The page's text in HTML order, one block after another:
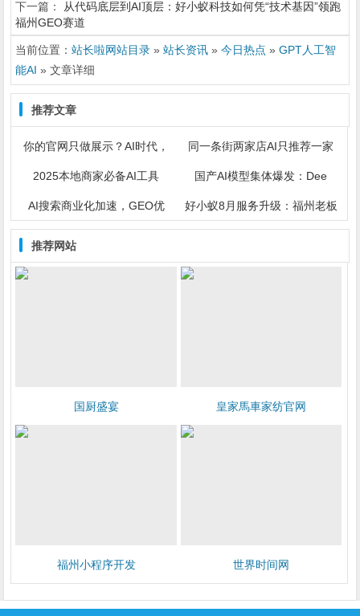
下一篇： 从代码底层到AI顶层：好小蚁科技如何凭“技术基因”领跑
福州GEO赛道
当前位置：站长啦网站目录 »站长资讯 »今日热点 »GPT人工智
能AI » 文章详细
推荐文章
你的官网只做展示？AI时代， 同一条街两家店AI只推荐一家
2025本地商家必备AI工具 国产AI模型集体爆发：Dee
AI搜索商业化加速，GEO优 好小蚁8月服务升级：福州老板
推荐网站
国厨盛宴 皇家馬車家纺官网
福州小程序开发 世界时间网